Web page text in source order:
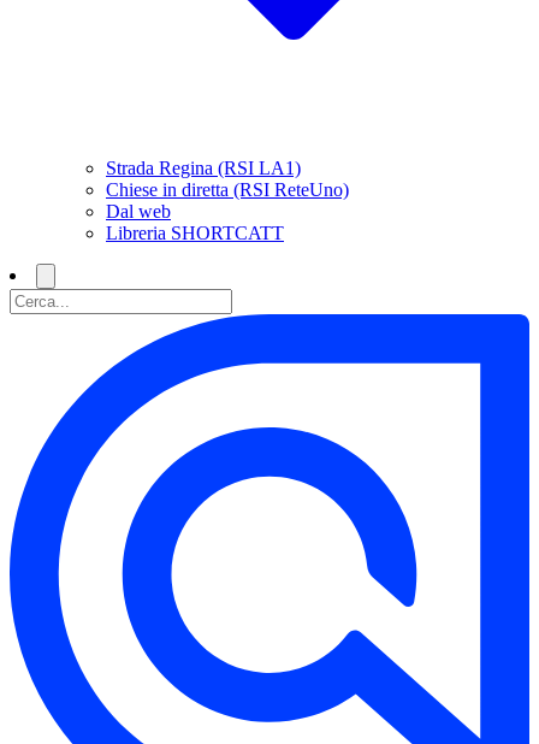
Strada Regina (RSI LA1)
Chiese in diretta (RSI ReteUno)
Dal web
Libreria SHORTCATT